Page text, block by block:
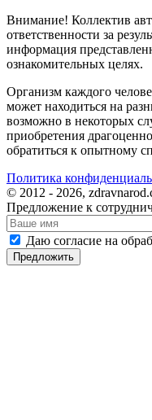
Внимание! Коллектив
ответственности за
информация
ознакомительных целях.
Организм каждого
может находиться на
возможно в некоторых
приобретения
обратиться к опытному
Политика
© 2012 - 2026,
Предложение к
Даю согласие на